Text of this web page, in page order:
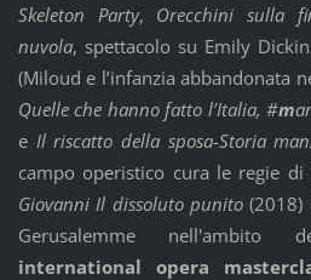
Skeleton Party, Orecchini sulla
nuvola, spettacolo su Emily
(Miloud e l’infanzia abbandonata
Quelle che hanno fatto l’Italia, #m
e Il riscatto della sposa-Storia
campo operistico cura le regie di
Giovanni Il dissoluto punito(2018)
Gerusalemme nell'ambito
international opera